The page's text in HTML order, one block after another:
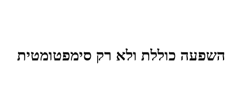
השפעה כוללת ולא רק סימפטומטית